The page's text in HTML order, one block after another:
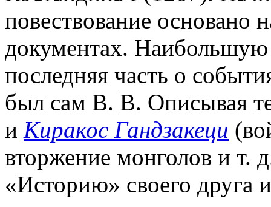
повествование основано
документах. Наибольшую
последняя часть о
был сам В. В. Описывая
и Киракос Гандзакеци
вторжение монголов и т.
«Историю» своего друга